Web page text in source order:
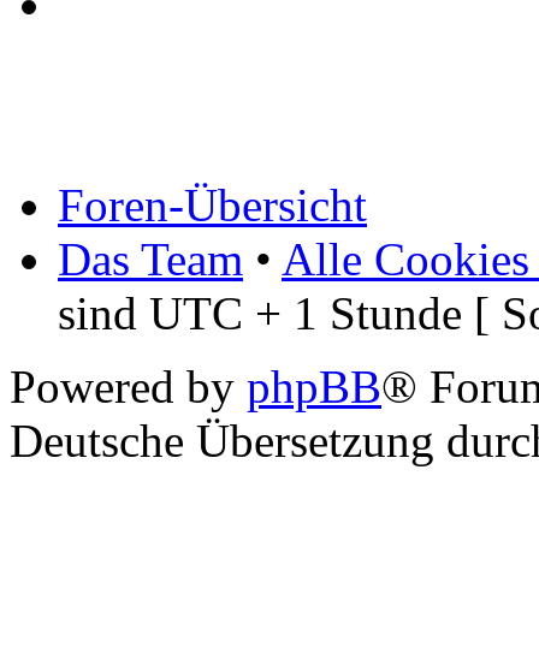
Foren-Übersicht
Das Team • Alle Cookies
sind UTC + 1 Stunde [
Powered by phpBB®
Deutsche Übersetzung